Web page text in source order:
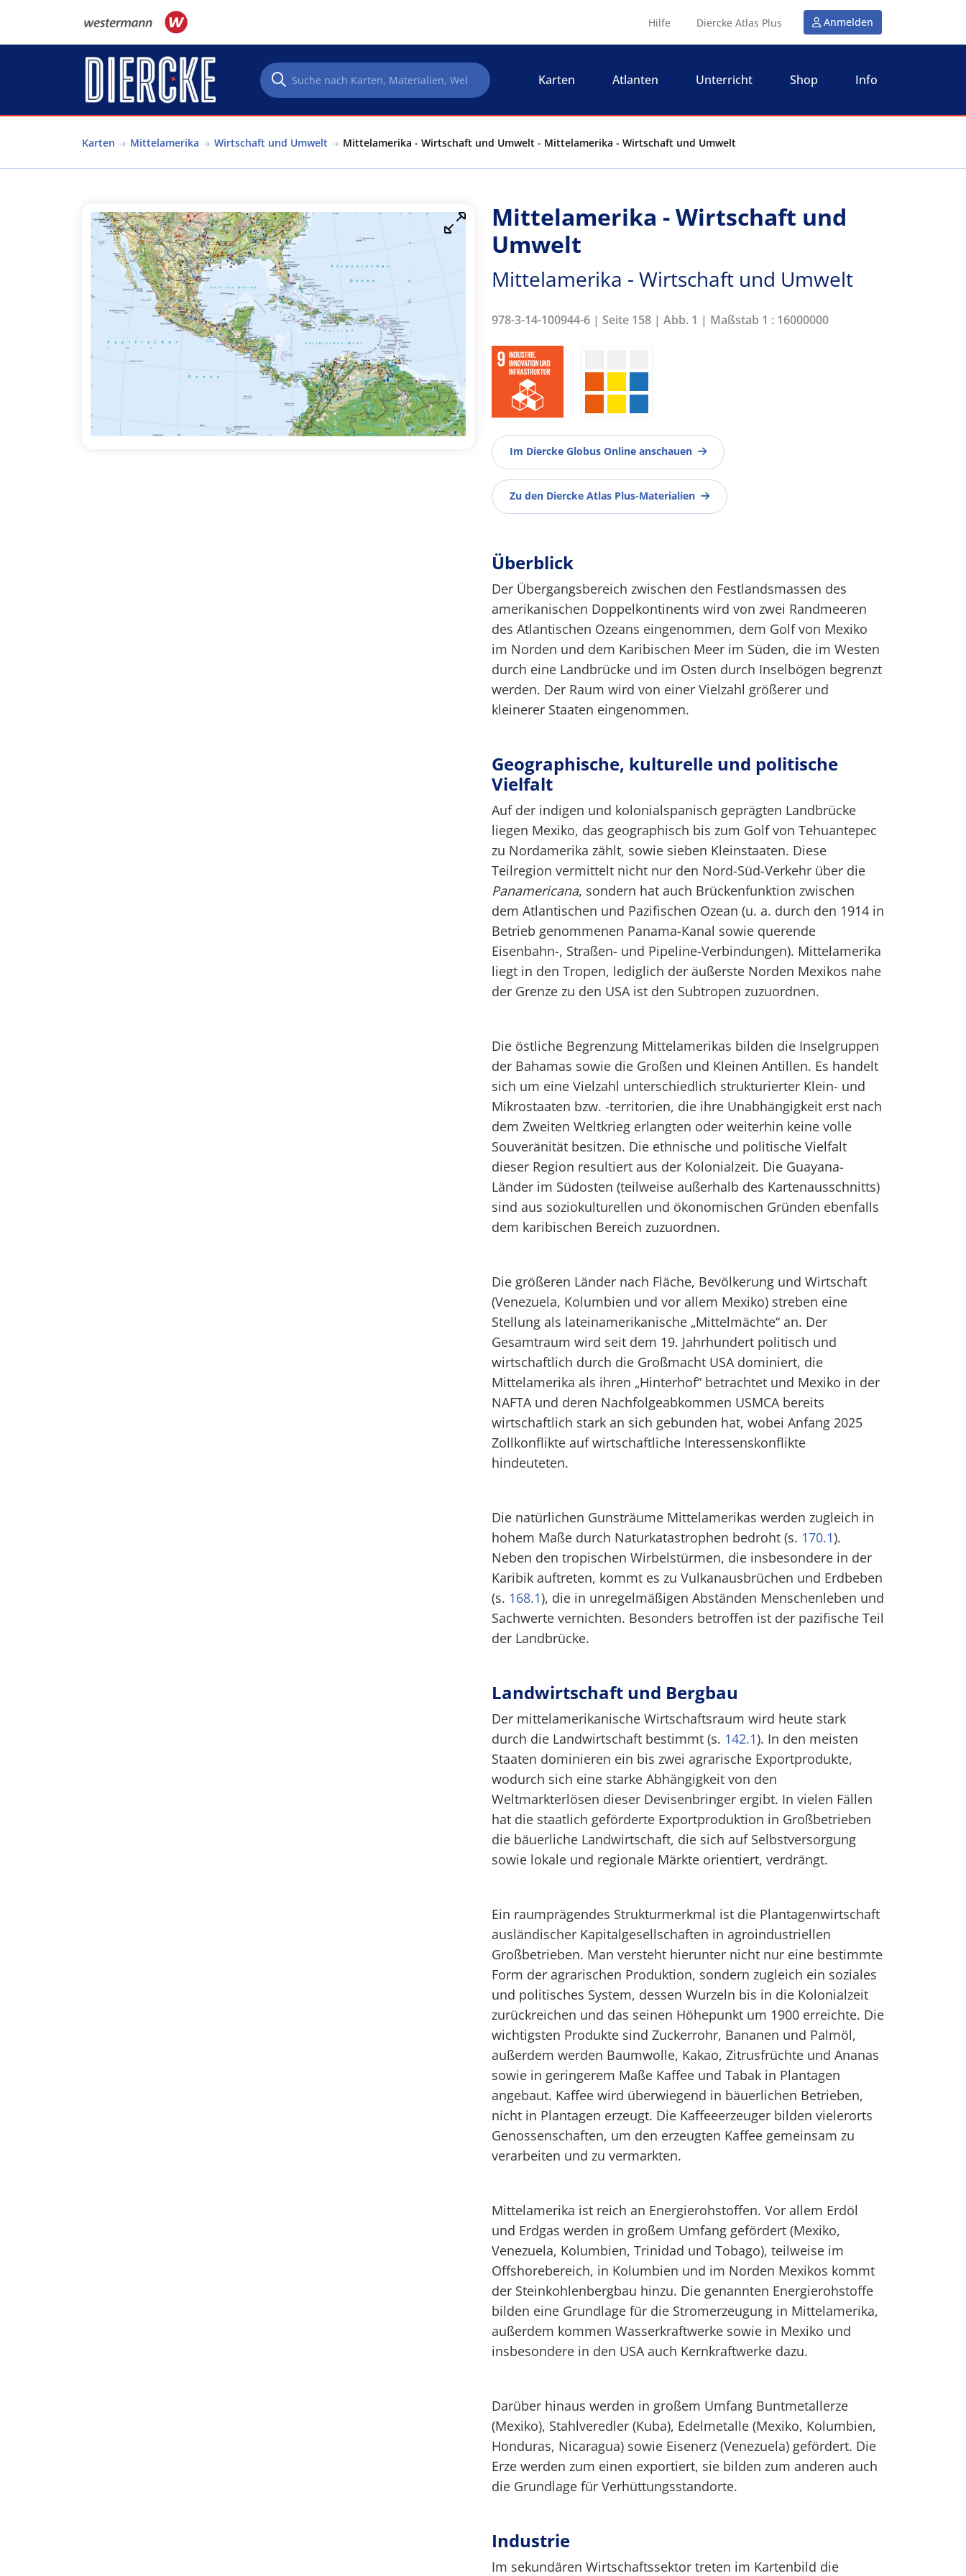
Hilfe Diercke Atlas Plus Anmelden
Karten Atlanten Unterricht Shop Info
Karten Mittelamerika Wirtschaft und Umwelt Mittelamerika - Wirtschaft und Umwelt - Mittelamerika - Wirtschaft und Umwelt
Mittelamerika - Wirtschaft und
Umwelt
Mittelamerika - Wirtschaft und Umwelt
978-3-14-100944-6 | Seite 158 | Abb. 1 | Maßstab 1 : 16000000
Im Diercke Globus Online anschauen
Zu den Diercke Atlas Plus-Materialien
Überblick
Der Übergangsbereich zwischen den Festlandsmassen des
amerikanischen Doppelkontinents wird von zwei Randmeeren
des Atlantischen Ozeans eingenommen, dem Golf von Mexiko
im Norden und dem Karibischen Meer im Süden, die im Westen
durch eine Landbrücke und im Osten durch Inselbögen begrenzt
werden. Der Raum wird von einer Vielzahl größerer und
kleinerer Staaten eingenommen.
Geographische, kulturelle und politische
Vielfalt
Auf der indigen und kolonialspanisch geprägten Landbrücke
liegen Mexiko, das geographisch bis zum Golf von Tehuantepec
zu Nordamerika zählt, sowie sieben Kleinstaaten. Diese
Teilregion vermittelt nicht nur den Nord-Süd-Verkehr über die
Panamericana, sondern hat auch Brückenfunktion zwischen
dem Atlantischen und Pazifischen Ozean (u. a. durch den 1914 in
Betrieb genommenen Panama-Kanal sowie querende
Eisenbahn-, Straßen- und Pipeline-Verbindungen). Mittelamerika
liegt in den Tropen, lediglich der äußerste Norden Mexikos nahe
der Grenze zu den USA ist den Subtropen zuzuordnen.
Die östliche Begrenzung Mittelamerikas bilden die Inselgruppen
der Bahamas sowie die Großen und Kleinen Antillen. Es handelt
sich um eine Vielzahl unterschiedlich strukturierter Klein- und
Mikrostaaten bzw. -territorien, die ihre Unabhängigkeit erst nach
dem Zweiten Weltkrieg erlangten oder weiterhin keine volle
Souveränität besitzen. Die ethnische und politische Vielfalt
dieser Region resultiert aus der Kolonialzeit. Die Guayana-
Länder im Südosten (teilweise außerhalb des Kartenausschnitts)
sind aus soziokulturellen und ökonomischen Gründen ebenfalls
dem karibischen Bereich zuzuordnen.
Die größeren Länder nach Fläche, Bevölkerung und Wirtschaft
(Venezuela, Kolumbien und vor allem Mexiko) streben eine
Stellung als lateinamerikanische „Mittelmächte“ an. Der
Gesamtraum wird seit dem 19. Jahrhundert politisch und
wirtschaftlich durch die Großmacht USA dominiert, die
Mittelamerika als ihren „Hinterhof“ betrachtet und Mexiko in der
NAFTA und deren Nachfolgeabkommen USMCA bereits
wirtschaftlich stark an sich gebunden hat, wobei Anfang 2025
Zollkonflikte auf wirtschaftliche Interessenskonflikte
hindeuteten.
Die natürlichen Gunsträume Mittelamerikas werden zugleich in
hohem Maße durch Naturkatastrophen bedroht (s. 170.1).
Neben den tropischen Wirbelstürmen, die insbesondere in der
Karibik auftreten, kommt es zu Vulkanausbrüchen und Erdbeben
(s. 168.1), die in unregelmäßigen Abständen Menschenleben und
Sachwerte vernichten. Besonders betroffen ist der pazifische Teil
der Landbrücke.
Landwirtschaft und Bergbau
Der mittelamerikanische Wirtschaftsraum wird heute stark
durch die Landwirtschaft bestimmt (s. 142.1). In den meisten
Staaten dominieren ein bis zwei agrarische Exportprodukte,
wodurch sich eine starke Abhängigkeit von den
Weltmarkterlösen dieser Devisenbringer ergibt. In vielen Fällen
hat die staatlich geförderte Exportproduktion in Großbetrieben
die bäuerliche Landwirtschaft, die sich auf Selbstversorgung
sowie lokale und regionale Märkte orientiert, verdrängt.
Ein raumprägendes Strukturmerkmal ist die Plantagenwirtschaft
ausländischer Kapitalgesellschaften in agroindustriellen
Großbetrieben. Man versteht hierunter nicht nur eine bestimmte
Form der agrarischen Produktion, sondern zugleich ein soziales
und politisches System, dessen Wurzeln bis in die Kolonialzeit
zurückreichen und das seinen Höhepunkt um 1900 erreichte. Die
wichtigsten Produkte sind Zuckerrohr, Bananen und Palmöl,
außerdem werden Baumwolle, Kakao, Zitrusfrüchte und Ananas
sowie in geringerem Maße Kaffee und Tabak in Plantagen
angebaut. Kaffee wird überwiegend in bäuerlichen Betrieben,
nicht in Plantagen erzeugt. Die Kaffeeerzeuger bilden vielerorts
Genossenschaften, um den erzeugten Kaffee gemeinsam zu
verarbeiten und zu vermarkten.
Mittelamerika ist reich an Energierohstoffen. Vor allem Erdöl
und Erdgas werden in großem Umfang gefördert (Mexiko,
Venezuela, Kolumbien, Trinidad und Tobago), teilweise im
Offshorebereich, in Kolumbien und im Norden Mexikos kommt
der Steinkohlenbergbau hinzu. Die genannten Energierohstoffe
bilden eine Grundlage für die Stromerzeugung in Mittelamerika,
außerdem kommen Wasserkraftwerke sowie in Mexiko und
insbesondere in den USA auch Kernkraftwerke dazu.
Darüber hinaus werden in großem Umfang Buntmetallerze
(Mexiko), Stahlveredler (Kuba), Edelmetalle (Mexiko, Kolumbien,
Honduras, Nicaragua) sowie Eisenerz (Venezuela) gefördert. Die
Erze werden zum einen exportiert, sie bilden zum anderen auch
die Grundlage für Verhüttungsstandorte.
Industrie
Im sekundären Wirtschaftssektor treten im Kartenbild die